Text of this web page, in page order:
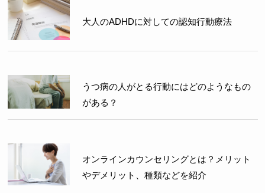
大人のADHDに対しての認知行動療法
うつ病の人がとる行動にはどのようなもの
がある？
オンラインカウンセリングとは？メリット
やデメリット、種類などを紹介